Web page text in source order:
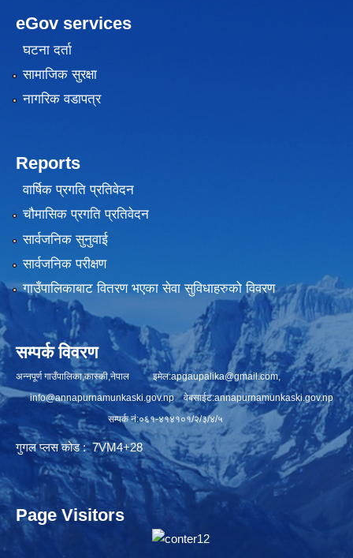
eGov services
घटना दर्ता
सामाजिक सुरक्षा
नागरिक वडापत्र
Reports
वार्षिक प्रगति प्रतिवेदन
चौमासिक प्रगति प्रतिवेदन
सार्वजनिक सुनुवाई
सार्वजनिक परीक्षण
गाउँपालिकाबाट वितरण भएका सेवा सुविधाहरुको विवरण
सम्पर्क विवरण
अन्नपूर्ण गाउँपालिका,कास्की,नेपाल इमेल:apgaupalika@gmail.com,
info@annapurnamunkaski.gov.npवेबसाईट:annapurnamunkaski.gov.np
सम्पर्क नं:०६१-४१४१०१/२/३/४/५
गुगल प्लस कोड : 7VM4+28
Page Visitors